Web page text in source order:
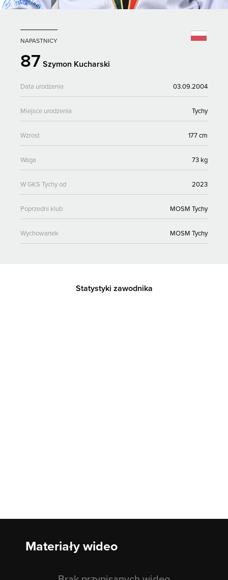
NAPASTNICY
87 Szymon Kucharski
Data urodzenia 03.09.2004
Miejsce urodzenia Tychy
Wzrost 177 cm
Waga 73 kg
W GKS Tychy od 2023
Poprzedni klub MOSM Tychy
Wychowanek MOSM Tychy
Statystyki zawodnika
Materiały wideo